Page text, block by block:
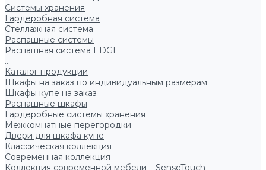
Системы хранения
Гардеробная система
Стеллажная система
Распашные системы
Распашная система EDGE
...
Каталог продукции
Шкафы на заказ по индивидуальным размерам
Шкафы купе на заказ
Распашные шкафы
Гардеробные системы хранения
Межкомнатные перегородки
Двери для шкафа купе
Классическая коллекция
Современная коллекция
Коллекция современной мебели – SenseTouch